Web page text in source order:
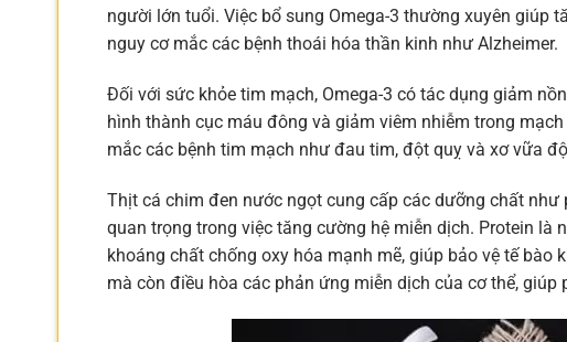
người lớn tuổi. Việc bổ sung Omega-3 thường xuyên giúp
nguy cơ mắc các bệnh thoái hóa thần kinh như Alzheimer.
Đối với sức khỏe tim mạch, Omega-3 có tác dụng giảm
hình thành cục máu đông và giảm viêm nhiễm trong
mắc các bệnh tim mạch như đau tim, đột quỵ và xơ vữa
Thịt cá chim đen nước ngọt cung cấp các dưỡng chất
quan trọng trong việc tăng cường hệ miễn dịch. Protein là
khoáng chất chống oxy hóa mạnh mẽ, giúp bảo vệ tế
mà còn điều hòa các phản ứng miễn dịch của cơ thể, giúp